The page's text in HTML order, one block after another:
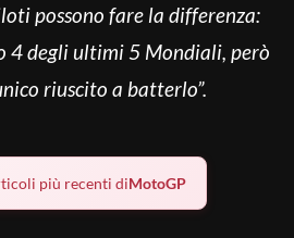
possono fare la differenza:
4 degli ultimi 5 Mondiali, però
riuscito a batterlo”.
più recenti diMotoGP